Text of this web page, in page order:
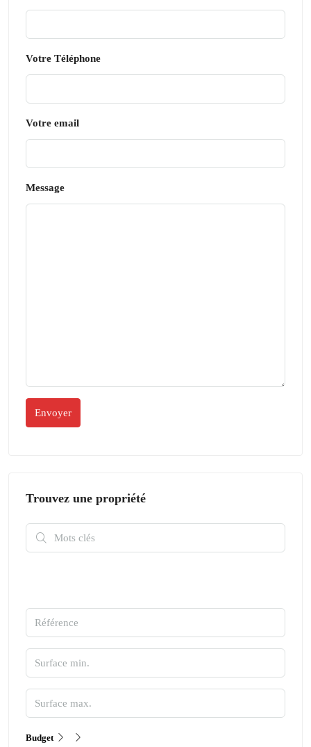
Votre Téléphone
Votre email
Message
Trouvez une propriété
Budget